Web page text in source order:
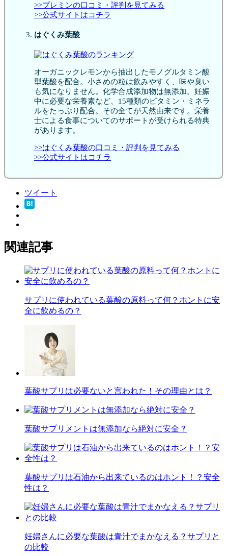
>>プレミンの口コミ・評判を見てみる
>>公式サイトはコチラ
はぐくみ葉酸
オーガニックレモンから抽出したモノグルタミン酸
型葉酸を配合。小さめの粒は飲みやすく、味や臭い
も気になりません。化学合成添加物は無添加。妊娠
中に必要な栄養素など、15種類のビタミン・ミネラ
ルをたっぷり配合。その全てが天然由来です。栄養
士による食事についてのサポートが受けられる特典
があります。
>>はぐくみ葉酸の口コミ・評判を見てみる
>>公式サイトはコチラ
ツイート
関連記事
サプリに使われている葉酸の原料って何？ホントに安
全に飲めるの？
葉酸サプリは必要ないと言われた！その理由とは？
葉酸サプリメントは無添加なら絶対に安全？
葉酸サプリは石油から出来ているのはホント！？安全
性は？
妊婦さんに必要な葉酸は青汁でまかなえる？サプリと
の比較